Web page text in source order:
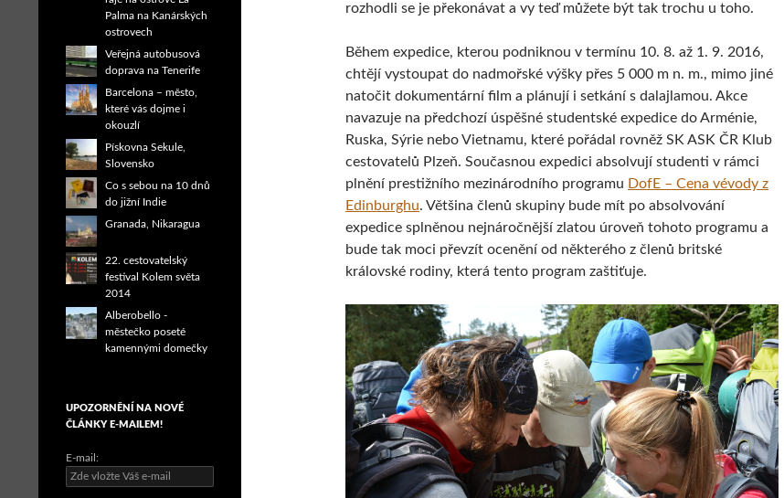
rozhodli se je překonávat a vy teď můžete být tak trochu u toho.
Během expedice, kterou podniknou v termínu 10. 8. až 1. 9. 2016,
chtějí vystoupat do nadmořské výšky přes 5 000 m n. m., mimo jiné
natočit dokumentární film a plánují i setkání s dalajlamou. Akce
navazuje na předchozí úspěšné studentské expedice do Arménie,
Ruska, Sýrie nebo Vietnamu, které pořádal rovněž SK ASK ČR Klub
cestovatelů Plzeň. Současnou expedici absolvují studenti v rámci
plnění prestižního mezinárodního programu DofE – Cena vévody z
Edinburghu. Většina členů skupiny bude mít po absolvování
expedice splněnou nejnáročnější zlatou úroveň tohoto programu a
bude tak moci převzít ocenění od některého z členů britské
královské rodiny, která tento program zaštiťuje.
Palma na Kanárských
ostrovech
Veřejná autobusová
doprava na Tenerife
Barcelona – město,
které vás dojme i
okouzlí
Pískovna Sekule,
Slovensko
Co s sebou na 10 dnů
do jižní Indie
Granada, Nikaragua
22. cestovatelský
festival Kolem světa
2014
Alberobello -
městečko poseté
kamennými domečky
UPOZORNĚNÍ NA NOVÉ
ČLÁNKY E-MAILEM!
E-mail: